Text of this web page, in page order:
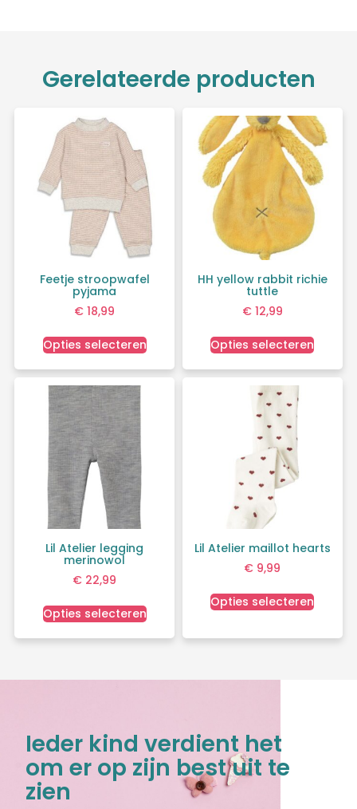
Gerelateerde producten
Feetje stroopwafel
pyjama
€ 18,99
Opties selecteren
HH yellow rabbit richie
tuttle
€12,99
Opties selecteren
Lil Atelier legging
merinowol
€ 22,99
Opties selecteren
Lil Atelier maillot hearts
€ 9,99
Opties selecteren
Ieder kind verdient het
om er op zijn best uit te
zien